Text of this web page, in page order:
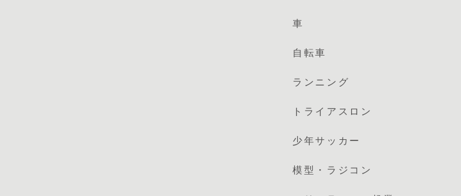
車
自転車
ランニング
トライアスロン
少年サッカー
模型・ラジコン